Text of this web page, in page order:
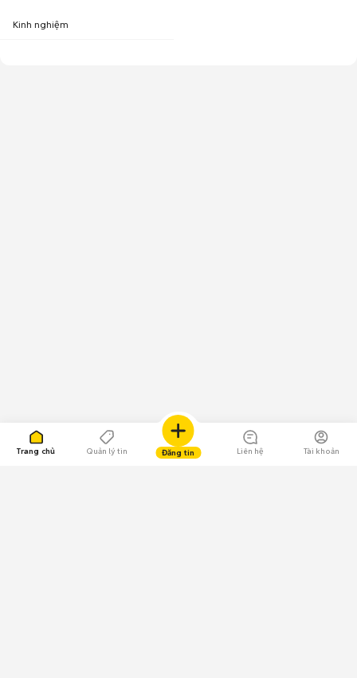
Trang chủ Quản lý tin Đăng tin Liên hệ Tài khoản
Kinh nghiệm